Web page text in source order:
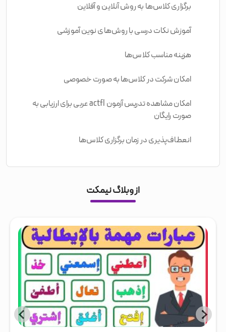
برگزاری کلاس‌ها به روش آنلاین و آفلاین
آموزش نکات درسی با روش‌های نوین آموزشی
هزینه مناسب کلاس‌ها
امکان شرکت در کلاس‌ها به صورت خصوصی
امکان مشاهده تدریس آزمون actfl عربی برای ارزیابی به
صورت رایگان
انعطاف‌پذیری در زمان برگزاری کلاس‌ها
از وبلاگ نیمکت